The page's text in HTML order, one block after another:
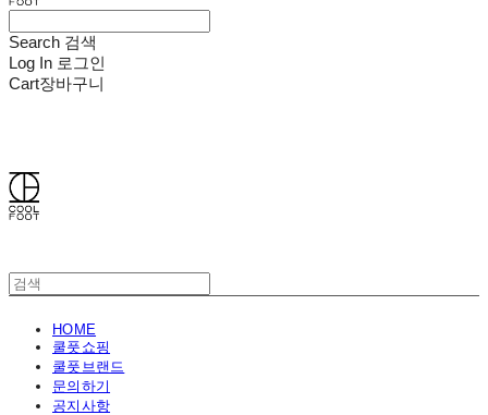
Search 검색
Log In 로그인
Cart장바구니
HOME
쿨풋쇼핑
쿨풋브랜드
문의하기
공지사항